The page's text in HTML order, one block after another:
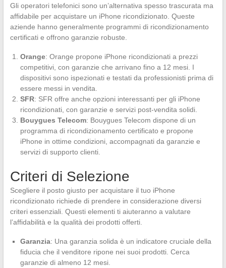
Gli operatori telefonici sono un’alternativa spesso trascurata ma
affidabile per acquistare un iPhone ricondizionato. Queste
aziende hanno generalmente programmi di ricondizionamento
certificati e offrono garanzie robuste.
Orange: Orange propone iPhone ricondizionati a prezzi
competitivi, con garanzie che arrivano fino a 12 mesi. I
dispositivi sono ispezionati e testati da professionisti prima di
essere messi in vendita.
SFR: SFR offre anche opzioni interessanti per gli iPhone
ricondizionati, con garanzie e servizi post-vendita solidi.
Bouygues Telecom: Bouygues Telecom dispone di un
programma di ricondizionamento certificato e propone
iPhone in ottime condizioni, accompagnati da garanzie e
servizi di supporto clienti.
Criteri di Selezione
Scegliere il posto giusto per acquistare il tuo iPhone
ricondizionato richiede di prendere in considerazione diversi
criteri essenziali. Questi elementi ti aiuteranno a valutare
l’affidabilità e la qualità dei prodotti offerti.
Garanzia: Una garanzia solida è un indicatore cruciale della
fiducia che il venditore ripone nei suoi prodotti. Cerca
garanzie di almeno 12 mesi.